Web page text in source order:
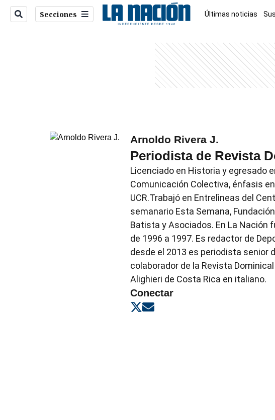
Secciones Últimas noticias
Arnoldo Rivera J.
Periodista de Revista
Licenciado en Historia y egresado
Comunicación Colectiva, énfasis
UCR.Trabajó en Entrelìneas del
semanario Esta Semana,
Batista y Asociados. En La Nación
de 1996 a 1997. Es redactor de
desde el 2013 es periodista senior
colaborador de la Revista
Alighieri de Costa Rica en italiano.
Conectar
Opens in new window
Opens in new window